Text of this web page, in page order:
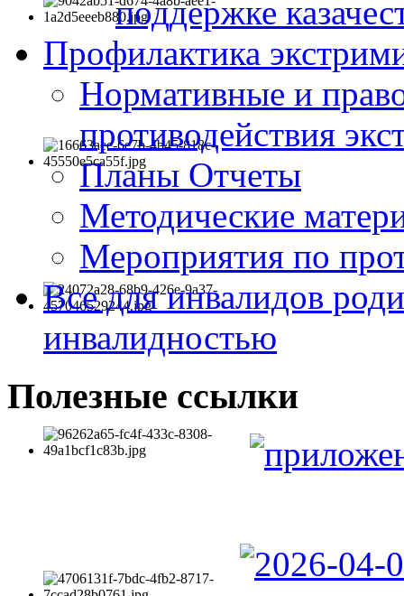
поддержке
Профилактика
Нормативные и
противодействия
Планы Отчеты
Методические
Мероприятия по
Все для инвалидов
инвалидностью
Полезные ссылки